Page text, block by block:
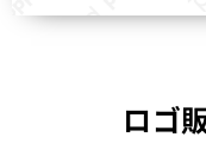
ロゴ